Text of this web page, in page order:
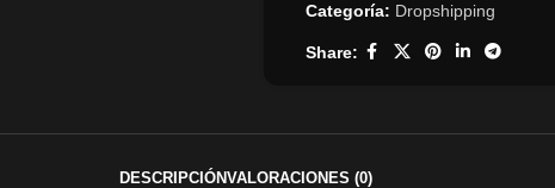
Categoría: Dropshipping
Share:
DESCRIPCIÓNVALORACIONES (0)